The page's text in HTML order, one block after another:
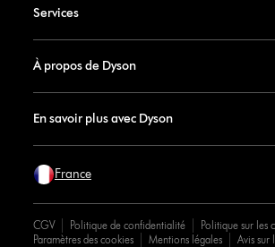
Services
À propos de Dyson
En savoir plus avec Dyson
France
CGV Politique de confidentialité
Politique sur les
Paramètres des cookies
Mentions légales Avis sur